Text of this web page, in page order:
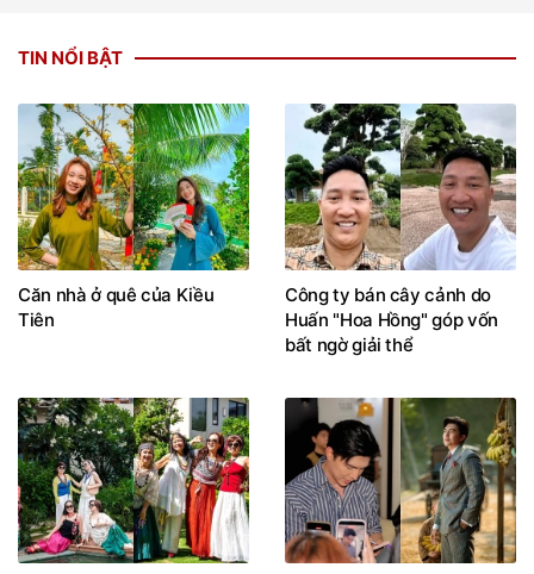
TIN NỔI BẬT
Căn nhà ở quê của Kiều
Tiên
Công ty bán cây cảnh do
Huấn "Hoa Hồng" góp vốn
bất ngờ giải thể